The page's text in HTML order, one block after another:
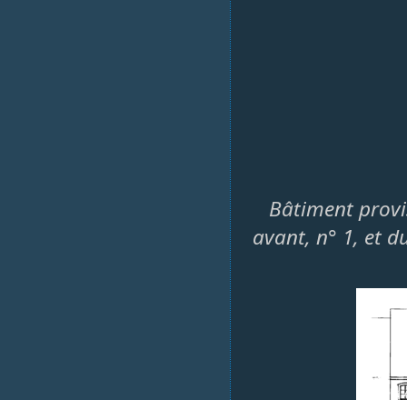
Bâtiment
avant, n° 1, et